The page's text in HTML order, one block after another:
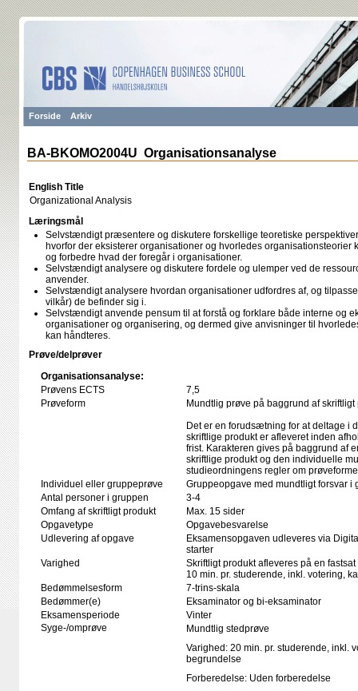
Forside Arkiv
BA-BKOMO2004U Organisationsanalyse
English Title
Organizational Analysis
Læringsmål
Selvstændigt præsentere og diskutere forskellige teoretiske
hvorfor der eksisterer organisationer og hvorledes organisationsteorier
og forbedre hvad der foregår i organisationer.
Selvstændigt analysere og diskutere fordele og ulemper ved de
anvender.
Selvstændigt analysere hvordan organisationer udfordres af, og
vilkår) de befinder sig i.
Selvstændigt anvende pensum til at forstå og forklare både interne og
organisationer og organisering, og dermed give anvisninger til
kan håndteres.
Prøve/delprøver
Organisationsanalyse:
Prøvens ECTS
7,5
Prøveform
Mundtlig prøve på baggrund af skriftligt
Det er en forudsætning for at deltage i
skriftlige produkt er afleveret inden
frist. Karakteren gives på baggrund af
skriftlige produkt og den individuelle
studieordningens regler om
Individuel eller gruppeprøve
Gruppeopgave med mundtligt forsvar i
Antal personer i gruppen
3-4
Omfang af skriftligt produkt
Max. 15 sider
Opgavetype
Opgavebesvarelse
Udlevering af opgave
Eksamensopgaven udleveres via
starter
Varighed
Skriftligt produkt afleveres på en
10 min. pr. studerende, inkl. votering,
Bedømmelsesform
7-trins-skala
Bedømmer(e)
Eksaminator og bi-eksaminator
Eksamensperiode
Vinter
Syge-/omprøve
Mundtlig stedprøve
Varighed: 20 min. pr. studerende, inkl.
begrundelse
Forberedelse: Uden forberedelse